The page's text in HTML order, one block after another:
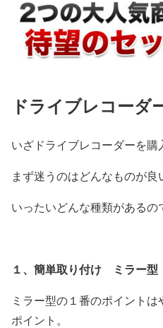
ドライブレコーダ
いざドライブレコーダーを購
まず迷うのはどんなものが良
いったいどんな種類があるの
１、簡単取り付け ミラー型
ミラー型の１番のポイント
ポイント。